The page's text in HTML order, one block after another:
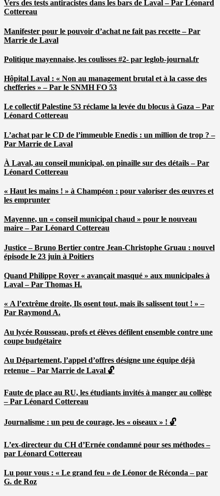
Vers des tests antiracistes dans les bars de Laval – Par Léonard
Cottereau
Manifester pour le pouvoir d’achat ne fait pas recette – Par
Marrie de Laval
Politique mayennaise, les coulisses #2- par leglob-journal.fr
Hôpital Laval : « Non au management brutal et à la casse des
chefferies » – Par le SNMH FO 53
Le collectif Palestine 53 réclame la levée du blocus à Gaza – Par
Léonard Cottereau
L’achat par le CD de l’immeuble Enedis : un million de trop ? –
Par Marrie de Laval
À Laval, au conseil municipal, on pinaille sur des détails – Par
Léonard Cottereau
« Haut les mains ! » à Champéon : pour valoriser des œuvres et
les emprunter
Mayenne, un « conseil municipal chaud » pour le nouveau
maire – Par Léonard Cottereau
Justice – Bruno Bertier contre Jean-Christophe Gruau : nouvel
épisode le 23 juin à Poitiers
Quand Philippe Royer « avançait masqué » aux municipales à
Laval – Par Thomas H.
« A l’extrême droite, Ils osent tout, mais ils salissent tout ! » –
Par Raymond A.
Au lycée Rousseau, profs et élèves défilent ensemble contre une
coupe budgétaire
Au Département, l’appel d’offres désigne une équipe déjà
retenue – Par Marrie de Laval 🔓
Faute de place au RU, les étudiants invités à manger au collège
– Par Léonard Cottereau
Journalisme : un peu de courage, les « oiseaux » ! 🔓
L’ex-directeur du CH d’Ernée condamné pour ses méthodes –
par Léonard Cottereau
Lu pour vous : « Le grand feu » de Léonor de Réconda – par
G. de Roz